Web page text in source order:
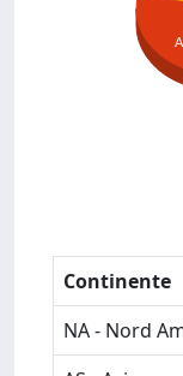
Continente
NA - Nord